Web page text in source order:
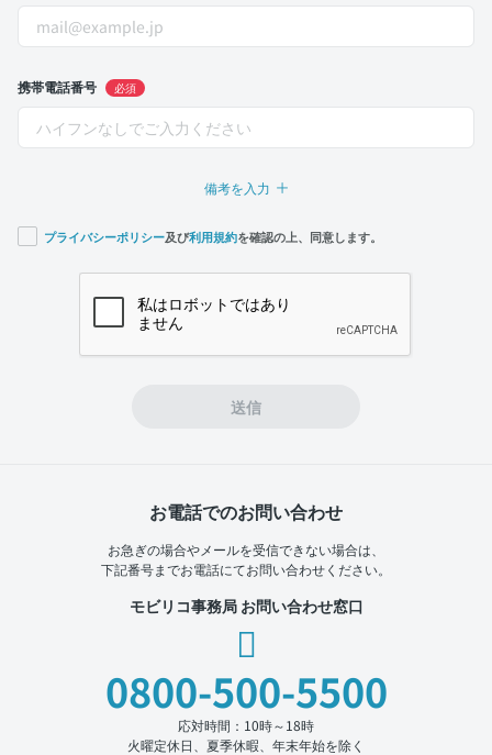
携帯電話番号 必須
備考を入力
プライバシーポリシー及び利用規約を確認の上、同意します。
送信
お電話でのお問い合わせ
お急ぎの場合やメールを受信できない場合は、
下記番号までお電話にてお問い合わせください。
モビリコ事務局 お問い合わせ窓口
0800-500-5500
応対時間：10時～18時
火曜定休日、夏季休暇、年末年始を除く